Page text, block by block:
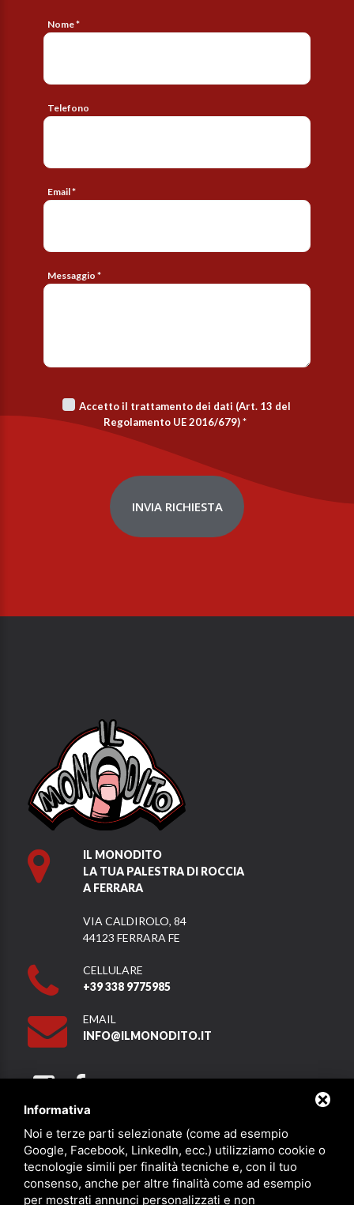
Nome *
Telefono
Email *
Messaggio *
Accetto il trattamento dei dati (Art. 13 del
Regolamento UE 2016/679)*
INVIA RICHIESTA
IL MONODITO
LA TUA PALESTRA DI ROCCIA
A FERRARA
VIA CALDIROLO, 84
44123 FERRARA FE
CELLULARE
+39 338 9775985
EMAIL
INFO@ILMONODITO.IT
Partner
Informativa
Noi e terze parti selezionate (come ad esempio
Google, Facebook, LinkedIn, ecc.) utilizziamo cookie o
tecnologie simili per finalità tecniche e, con il tuo
consenso, anche per altre finalità come ad esempio
per mostrati annunci personalizzati e non